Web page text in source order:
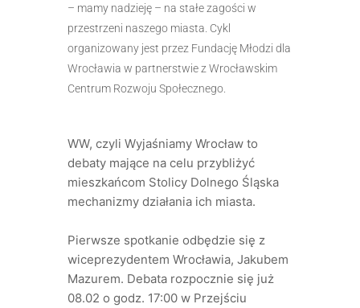
– mamy nadzieję – na stałe zagości w
przestrzeni naszego miasta. Cykl
organizowany jest przez Fundację Młodzi dla
Wrocławia w partnerstwie z Wrocławskim
Centrum Rozwoju Społecznego.
WW, czyli Wyjaśniamy Wrocław to
debaty mające na celu przybliżyć
mieszkańcom Stolicy Dolnego Śląska
mechanizmy działania ich miasta.
Pierwsze spotkanie odbędzie się z
wiceprezydentem Wrocławia, Jakubem
Mazurem. Debata rozpocznie się już
08.02 o godz. 17:00 w Przejściu